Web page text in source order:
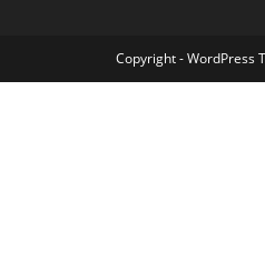
Copyright - WordPress